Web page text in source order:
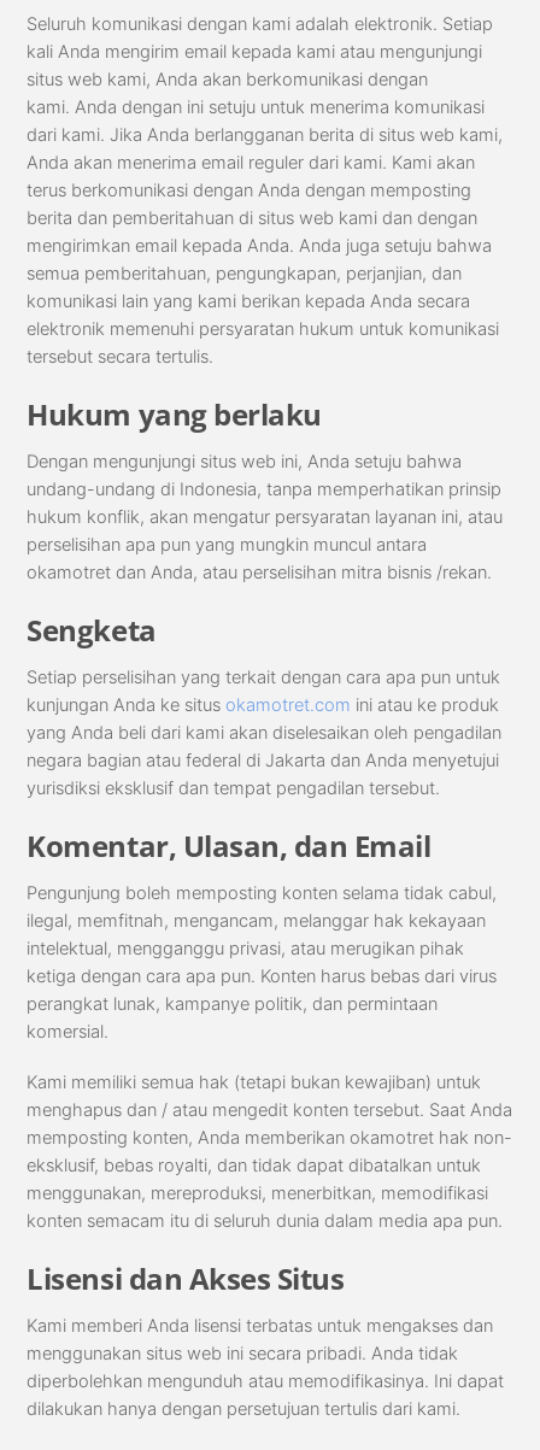
Seluruh komunikasi dengan kami adalah elektronik. Setiap
kali Anda mengirim email kepada kami atau mengunjungi
situs web kami, Anda akan berkomunikasi dengan
kami. Anda dengan ini setuju untuk menerima komunikasi
dari kami. Jika Anda berlangganan berita di situs web kami,
Anda akan menerima email reguler dari kami. Kami akan
terus berkomunikasi dengan Anda dengan memposting
berita dan pemberitahuan di situs web kami dan dengan
mengirimkan email kepada Anda. Anda juga setuju bahwa
semua pemberitahuan, pengungkapan, perjanjian, dan
komunikasi lain yang kami berikan kepada Anda secara
elektronik memenuhi persyaratan hukum untuk komunikasi
tersebut secara tertulis.
Hukum yang berlaku
Dengan mengunjungi situs web ini, Anda setuju bahwa
undang-undang di Indonesia, tanpa memperhatikan prinsip
hukum konflik, akan mengatur persyaratan layanan ini, atau
perselisihan apa pun yang mungkin muncul antara
okamotret dan Anda, atau perselisihan mitra bisnis /rekan.
Sengketa
Setiap perselisihan yang terkait dengan cara apa pun untuk
kunjungan Anda ke situs okamotret.com ini atau ke produk
yang Anda beli dari kami akan diselesaikan oleh pengadilan
negara bagian atau federal di Jakarta dan Anda menyetujui
yurisdiksi eksklusif dan tempat pengadilan tersebut.
Komentar, Ulasan, dan Email
Pengunjung boleh memposting konten selama tidak cabul,
ilegal, memfitnah, mengancam, melanggar hak kekayaan
intelektual, mengganggu privasi, atau merugikan pihak
ketiga dengan cara apa pun. Konten harus bebas dari virus
perangkat lunak, kampanye politik, dan permintaan
komersial.
Kami memiliki semua hak (tetapi bukan kewajiban) untuk
menghapus dan / atau mengedit konten tersebut. Saat Anda
memposting konten, Anda memberikan okamotret hak non-
eksklusif, bebas royalti, dan tidak dapat dibatalkan untuk
menggunakan, mereproduksi, menerbitkan, memodifikasi
konten semacam itu di seluruh dunia dalam media apa pun.
Lisensi dan Akses Situs
Kami memberi Anda lisensi terbatas untuk mengakses dan
menggunakan situs web ini secara pribadi. Anda tidak
diperbolehkan mengunduh atau memodifikasinya. Ini dapat
dilakukan hanya dengan persetujuan tertulis dari kami.